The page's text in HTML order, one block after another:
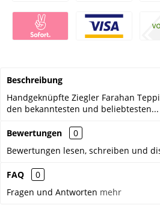
Beschreibung
Handgeknüpfte Ziegler Farahan
den bekanntesten und beliebtesten...
Bewertungen
0
Bewertungen lesen, schreiben und
FAQ
0
Fragen und Antworten mehr